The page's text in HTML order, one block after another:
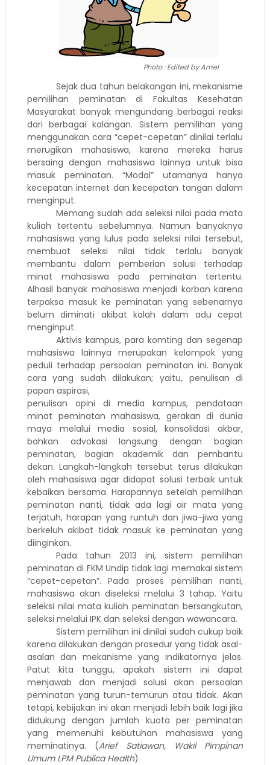
Photo : Edited by Amel
Sejak dua tahun belakangan ini, mekanisme
pemilihan peminatan di Fakultas Kesehatan
Masyarakat banyak mengundang berbagai reaksi
dari berbagai kalangan. Sistem pemilihan yang
menggunakan cara “cepet-cepetan” dinilai terlalu
merugikan mahasiswa, karena mereka harus
bersaing dengan mahasiswa lainnya untuk bisa
masuk peminatan. “Modal” utamanya hanya
kecepatan internet dan kecepatan tangan dalam
menginput.
Memang sudah ada seleksi nilai pada mata
kuliah tertentu sebelumnya. Namun banyaknya
mahasiswa yang lulus pada seleksi nilai tersebut,
membuat seleksi nilai tidak terlalu banyak
membantu dalam pemberian solusi terhadap
minat mahasiswa pada peminatan tertentu.
Alhasil banyak mahasiswa menjadi korban karena
terpaksa masuk ke peminatan yang sebenarnya
belum diminati akibat kalah dalam adu cepat
menginput.
Aktivis kampus, para komting dan segenap
mahasiswa lainnya merupakan kelompok yang
peduli terhadap persoalan peminatan ini. Banyak
cara yang sudah dilakukan; yaitu, penulisan di
papan aspirasi,
penulisan opini di media kampus, pendataan
minat peminatan mahasiswa, gerakan di dunia
maya melalui media sosial, konsolidasi akbar,
bahkan advokasi langsung dengan bagian
peminatan, bagian akademik dan pembantu
dekan. Langkah-langkah tersebut terus dilakukan
oleh mahasiswa agar didapat solusi terbaik untuk
kebaikan bersama. Harapannya setelah pemilihan
peminatan nanti, tidak ada lagi air mata yang
terjatuh, harapan yang runtuh dan jiwa-jiwa yang
berkeluh akibat tidak masuk ke peminatan yang
diinginkan.
Pada tahun 2013 ini, sistem pemilihan
peminatan di FKM Undip tidak lagi memakai sistem
“cepet-cepetan”. Pada proses pemilihan nanti,
mahasiswa akan diseleksi melalui 3 tahap. Yaitu
seleksi nilai mata kuliah peminatan bersangkutan,
seleksi melalui IPK dan seleksi dengan wawancara.
Sistem pemilihan ini dinilai sudah cukup baik
karena dilakukan dengan prosedur yang tidak asal-
asalan dan mekanisme yang indikatornya jelas.
Patut kita tunggu, apakah sistem ini dapat
menjawab dan menjadi solusi akan persoalan
peminatan yang turun-temurun atau tidak. Akan
tetapi, kebijakan ini akan menjadi lebih baik lagi jika
didukung dengan jumlah kuota per peminatan
yang memenuhi kebutuhan mahasiswa yang
meminatinya. (Arief Satiawan, Wakil Pimpinan
Umum LPM Publica Health)